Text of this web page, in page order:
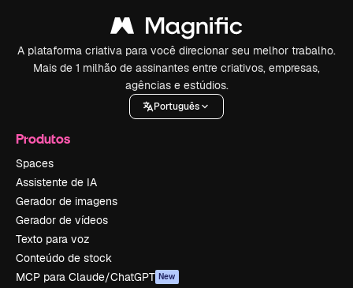
A plataforma criativa para você direcionar seu melhor trabalho.
Mais de 1 milhão de assinantes entre criativos, empresas,
agências e estúdios.
Português
Produtos
Spaces
Assistente de IA
Gerador de imagens
Gerador de vídeos
Texto para voz
Conteúdo de stock
MCP para Claude/ChatGPT New